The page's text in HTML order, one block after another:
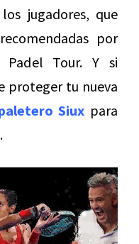
jugadores, que
por
Padel Tour. Y si
proteger tu nueva
Siux para